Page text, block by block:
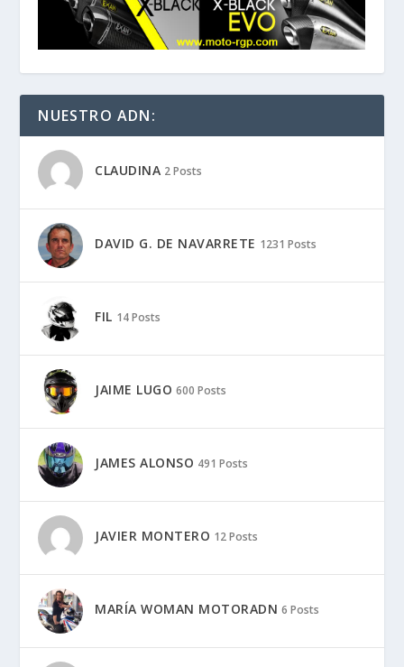
NUESTRO ADN:
CLAUDINA 2 Posts
DAVID G. DE NAVARRETE 1231 Posts
FIL 14 Posts
JAIME LUGO 600 Posts
JAMES ALONSO 491 Posts
JAVIER MONTERO 12 Posts
MARÍA WOMAN MOTORADN 6 Posts